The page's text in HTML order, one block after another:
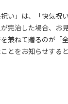
い」は、「快気祝
完治した場合、お
兼ねて贈るのが「
とをお知らせする